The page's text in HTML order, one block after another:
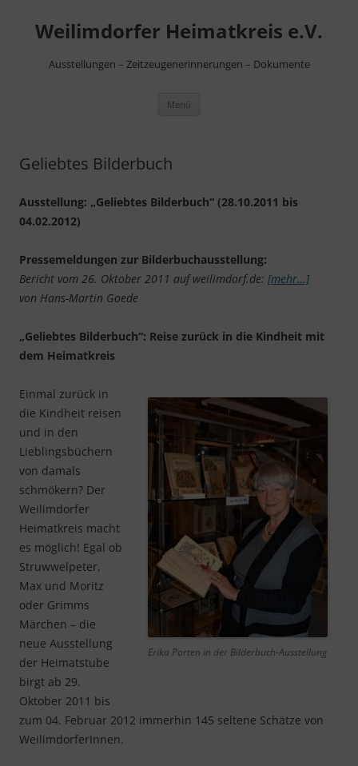
springen
Weilimdorfer Heimatkreis e.V.
Ausstellungen – Zeitzeugenerinnerungen – Dokumente
Menü
Geliebtes Bilderbuch
Ausstellung: „Geliebtes Bilderbuch“ (28.10.2011 bis
04.02.2012)
Pressemeldungen zur Bilderbuchausstellung:
Bericht vom 26. Oktober 2011 auf weilimdorf.de: [mehr…]
von Hans-Martin Goede
„Geliebtes Bilderbuch“: Reise zurück in die Kindheit mit
dem Heimatkreis
Erika Porten in der Bilderbuch-Ausstellung
Einmal zurück in
die Kindheit reisen
und in den
Lieblingsbüchern
von damals
schmökern? Der
Weilimdorfer
Heimatkreis macht
es möglich! Egal ob
Struwwelpeter,
Max und Moritz
oder Grimms
Märchen – die
neue Ausstellung
der Heimatstube
birgt ab 29.
Oktober 2011 bis
zum 04. Februar 2012 immerhin 145 seltene Schätze von
WeilimdorferInnen.